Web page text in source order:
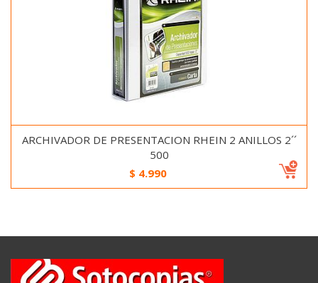
ARCHIVADOR DE PRESENTACION RHEIN 2 ANILLOS 2´´
500
$ 4.990